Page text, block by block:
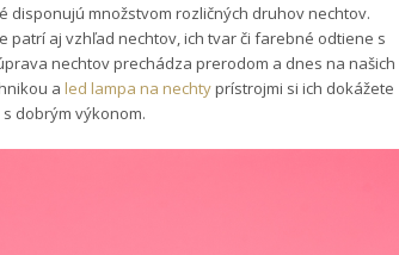
disponujú množstvom rozličných druhov nechtov.
aj vzhľad nechtov, ich tvar či farebné odtiene s
nechtov prechádza prerodom a dnes na našich
a led lampa na nechtyprístrojmi si ich dokážete
dobrým výkonom.